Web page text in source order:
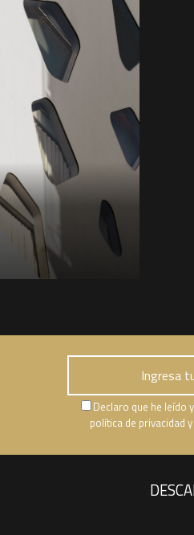
Declaro que he leído
política de privacidad